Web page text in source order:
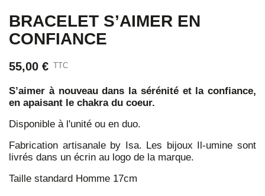
BRACELET S’AIMER EN
CONFIANCE
55,00 € TTC
S’aimer à nouveau dans la sérénité et la confiance,
en apaisant le chakra du coeur.
Disponible à l'unité ou en duo.
Fabrication artisanale by Isa. Les bijoux Il-umine sont
livrés dans un écrin au logo de la marque.
Taille standard Homme 17cm